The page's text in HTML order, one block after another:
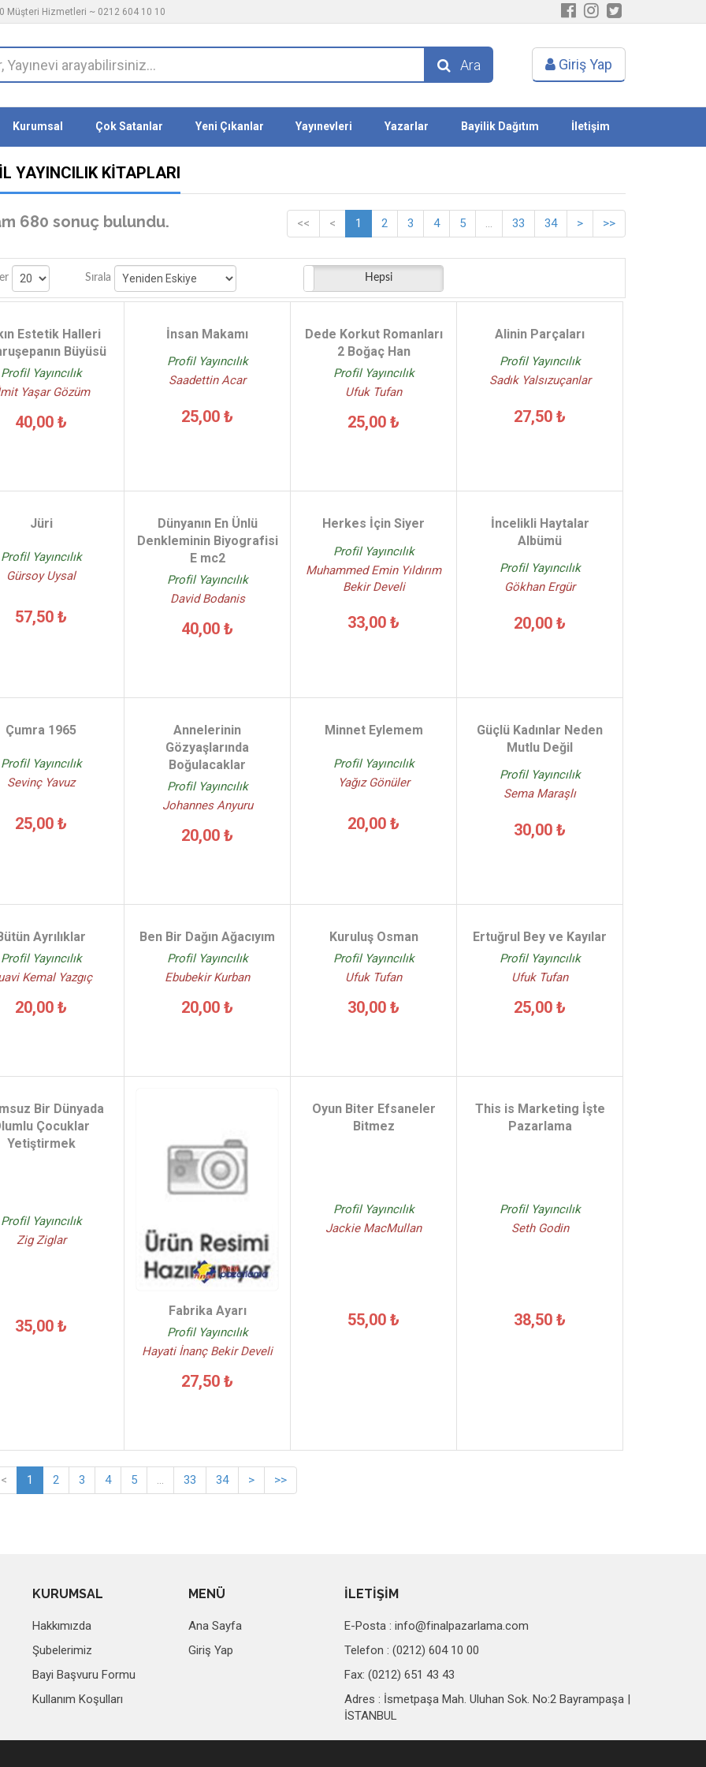
Müşteri Hizmetleri ~ 0212 604 10 10
Ara Giriş Yap
Kurumsal Çok Satanlar Yeni Çıkanlar Yayınevleri Yazarlar Bayilik Dağıtım İletişim
YAYINCILIK KITAPLARI
680 sonuç bulundu. << < 1 2 3 4 5 ... 33 34 > >>
Sırala Stoktakiler Hepsi
Estetik Halleri
Büyüsü
Profil Yayıncılık
Yaşar Gözüm
40,00 ₺
İnsan Makamı
Profil Yayıncılık
Saadettin Acar
25,00 ₺
Dede Korkut Romanları
2 Boğaç Han
Profil Yayıncılık
Ufuk Tufan
25,00 ₺
Alinin Parçaları
Profil Yayıncılık
Sadık Yalsızuçanlar
27,50 ₺
Jüri
Profil Yayıncılık
Gürsoy Uysal
57,50 ₺
Dünyanın En Ünlü
Denkleminin Biyografisi
E mc2
Profil Yayıncılık
David Bodanis
40,00 ₺
Herkes İçin Siyer
Profil Yayıncılık
Muhammed Emin Yıldırım
Bekir Develi
33,00 ₺
İncelikli Haytalar
Albümü
Profil Yayıncılık
Gökhan Ergür
20,00 ₺
Çumra 1965
Profil Yayıncılık
Sevinç Yavuz
25,00 ₺
Annelerinin
Gözyaşlarında
Boğulacaklar
Profil Yayıncılık
Johannes Anyuru
20,00 ₺
Minnet Eylemem
Profil Yayıncılık
Yağız Gönüler
20,00 ₺
Güçlü Kadınlar Neden
Mutlu Değil
Profil Yayıncılık
Sema Maraşlı
30,00 ₺
Ayrılıklar
Profil Yayıncılık
Kemal Yazgıç
20,00 ₺
Ben Bir Dağın Ağacıyım
Profil Yayıncılık
Ebubekir Kurban
20,00 ₺
Kuruluş Osman
Profil Yayıncılık
Ufuk Tufan
30,00 ₺
Ertuğrul Bey ve Kayılar
Profil Yayıncılık
Ufuk Tufan
25,00 ₺
Bir Dünyada
Çocuklar
Yetiştirmek
Profil Yayıncılık
Zig Ziglar
35,00 ₺
Fabrika Ayarı
Profil Yayıncılık
Hayati İnanç Bekir Develi
27,50 ₺
Oyun Biter Efsaneler
Bitmez
Profil Yayıncılık
Jackie MacMullan
55,00 ₺
This is Marketing İşte
Pazarlama
Profil Yayıncılık
Seth Godin
38,50 ₺
< 1 2 3 4 5 ... 33 34 > >>
KURUMSAL
Hakkımızda
Şubelerimiz
Bayi Başvuru Formu
Kullanım Koşulları
MENÜ
Ana Sayfa
Giriş Yap
İLETİŞİM
E-Posta :info@finalpazarlama.com
Telefon : (0212) 604 10 00
Fax: (0212) 651 43 43
Adres : İsmetpaşa Mah. Uluhan Sok. No:2 Bayrampaşa |
İSTANBUL